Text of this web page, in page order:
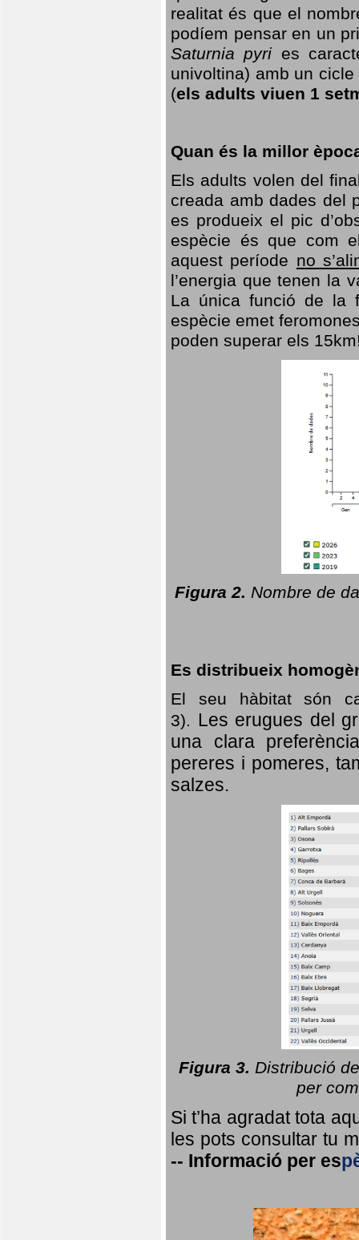
realitat és que el
podíem pensar en un
Saturnia pyri es
univoltina) amb un
(els adults viuen 1
Quan és la millor
Els adults volen del
creada amb dades del
es produeix el pic
espècie és que com
aquest període no
l’energia que tenen la
La única funció de la
espècie emet
poden superar els
Figura 2. Nombre de
Es distribueix
El seu hàbitat són
3). Les erugues del
una clara
pereres i pomeres,
salzes.
Figura 3. Distribució
per
Si t’ha agradat tota
les pots consultar tu
-- Informació per es